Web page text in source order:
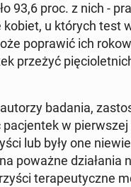
93,6 proc. z nich -
kobiet, u których test
po­pra­wić ich
przeżyć
badania,
w pierw­szej
lub były one
poważne
te­ra­peu­tycz­ne